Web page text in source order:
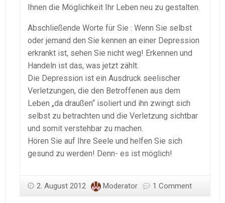
Ihnen die Möglichkeit Ihr Leben neu zu gestalten.
Abschließende Worte für Sie : Wenn Sie selbst
oder jemand den Sie kennen an einer Depression
erkrankt ist, sehen Sie nicht weg! Erkennen und
Handeln ist das, was jetzt zählt.
Die Depression ist ein Ausdruck seelischer
Verletzungen, die den Betroffenen aus dem
Leben „da draußen“ isoliert und ihn zwingt sich
selbst zu betrachten und die Verletzung sichtbar
und somit verstehbar zu machen.
Hören Sie auf Ihre Seele und helfen Sie sich
gesund zu werden! Denn- es ist möglich!
2. August 2012 Moderator 1 Comment